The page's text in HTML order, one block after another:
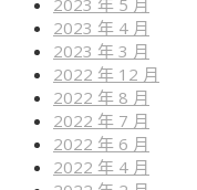
2023 年 5 月
2023 年 4 月
2023 年 3 月
2022 年 12 月
2022 年 8 月
2022 年 7 月
2022 年 6 月
2022 年 4 月